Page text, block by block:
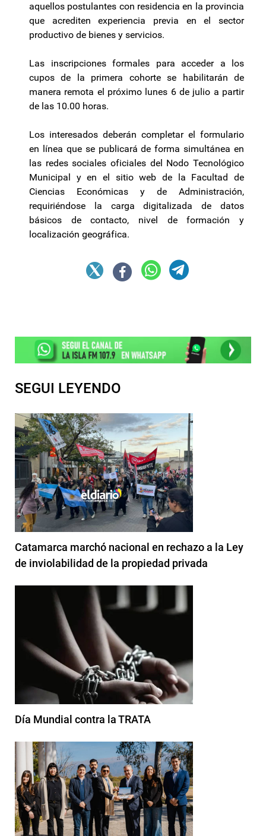
aquellos postulantes con residencia en la provincia
que acrediten experiencia previa en el sector
productivo de bienes y servicios.
Las inscripciones formales para acceder a los
cupos de la primera cohorte se habilitarán de
manera remota el próximo lunes 6 de julio a partir
de las 10.00 horas.
Los interesados deberán completar el formulario
en línea que se publicará de forma simultánea en
las redes sociales oficiales del Nodo Tecnológico
Municipal y en el sitio web de la Facultad de
Ciencias Económicas y de Administración,
requiriéndose la carga digitalizada de datos
básicos de contacto, nivel de formación y
localización geográfica.
SEGUI LEYENDO
Catamarca marchó nacional en rechazo a la Ley
de inviolabilidad de la propiedad privada
Día Mundial contra la TRATA